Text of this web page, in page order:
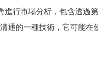
行市場分析，包含透過
通的一種技術，它可能